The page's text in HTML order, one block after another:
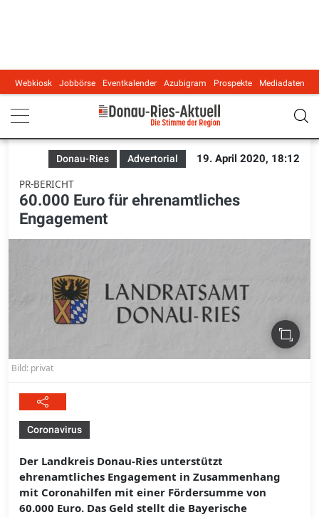
Main navigation
Webkiosk Jobbörse Eventkalender Azubigram Prospekte Mediadaten
Donau-Ries Advertorial
19. April 2020, 18:12
PR-BERICHT
60.000 Euro für ehrenamtliches
Engagement
Bild: privat
Coronavirus
Der Landkreis Donau-Ries unterstützt
ehrenamtliches Engagement in Zusammenhang
mit Coronahilfen mit einer Fördersumme von
60.000 Euro. Das Geld stellt die Bayerische